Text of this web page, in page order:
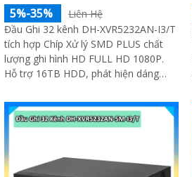
5%-35%
Liên Hệ
Đầu Ghi 32 kênh DH-XVR5232AN-I3/T
tích hợp Chíp Xử lý SMD PLUS chất
lượng ghi hình HD FULL HD 1080P.
Hỗ trợ 16TB HDD, phát hiện dáng